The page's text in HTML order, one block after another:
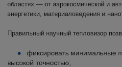
областях — от аэрокосмической и
энергетики, материаловедения и
Правильный научный тепловизор
фиксировать минимальные
высокой точностью;